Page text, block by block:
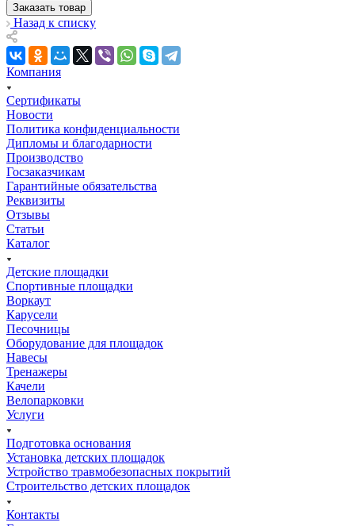
Заказать товар
Назад к списку
Компания
Сертификаты
Новости
Политика конфиденциальности
Дипломы и благодарности
Производство
Госзаказчикам
Гарантийные обязательства
Реквизиты
Отзывы
Статьи
Каталог
Детские площадки
Спортивные площадки
Воркаут
Карусели
Песочницы
Оборудование для площадок
Навесы
Тренажеры
Качели
Велопарковки
Услуги
Подготовка основания
Установка детских площадок
Устройство травмобезопасных покрытий
Строительство детских площадок
Контакты